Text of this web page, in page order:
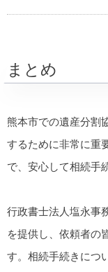
まとめ
熊本市での遺産分割
するために非常に重
で、安心して相続手
行政書士法人塩永事
を提供し、依頼者の
す。相続手続きにつ